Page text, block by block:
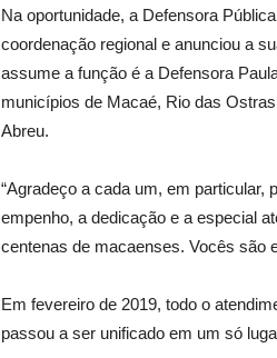
Na oportunidade, a Defensora
coordenação regional e anunciou a
assume a função é a Defensora
municípios de Macaé, Rio das
Abreu.
“Agradeço a cada um, em particular,
empenho, a dedicação e a especial
centenas de macaenses. Vocês são
Em fevereiro de 2019, todo o
passou a ser unificado em um só